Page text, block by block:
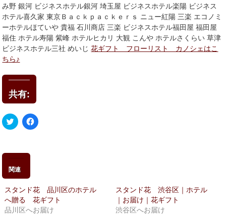
み野 銀河 ビジネスホテル銀河 埼玉屋 ビジネスホテル楽陽 ビジネス
ホテル喜久家 東京Ｂａｃｋｐａｃｋｅｒｓ ニュー紅陽 三楽 エコノミ
ーホテルほていや 貴福 石川商店 三楽 ビジネスホテル福田屋 福田屋
福住 ホテル寿陽 紫峰 ホテルヒカリ 大観 こんや ホテルさくらい 草津
ビジネスホテル三社 めいじ花ギフト フローリスト カノシェはこ
ちら♪
共有:
ク
リ
て
で
共
有
(新
し
い
ウ
ィ
Facebook
で
ッ
ク
し
て
く
関連
スタンド花 品川区のホテル
へ贈る 花ギフト
品川区へお届け
スタンド花 渋谷区｜ホテル
｜お届け｜花ギフト
渋谷区へお届け